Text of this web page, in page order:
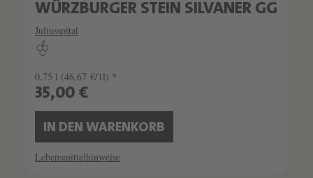
WÜRZBURGER STEIN SILVANER GG
Juliusspital
0.75 l (46,67 €/1l) *
35,00 €
IN DEN WARENKORB
Lebensmittelhinweise